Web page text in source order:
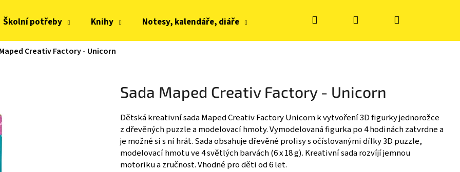
Školní potřeby Knihy Notesy, kalendáře, diáře Hračky, tvoření Doplňky k obuvi
Hledat PřihlášeníNákupní
Creativ Factory - Unicorn
Sada Maped Creativ Factory - Unicorn
Dětská kreativní sada Maped Creativ Factory Unicorn k vytvoření 3D figurky jednorožce
z dřevěných puzzle a modelovací hmoty. Vymodelovaná figurka po 4 hodinách zatvrdne a
je možné si s ní hrát. Sada obsahuje dřevěné prolisy s očíslovanými dílky 3D puzzle,
modelovací hmotu ve 4 světlých barvách (6 x 18 g). Kreativní sada rozvíjí jemnou
motoriku a zručnost. Vhodné pro děti od 6 let.
Co potřebujete najít?
HLEDAT